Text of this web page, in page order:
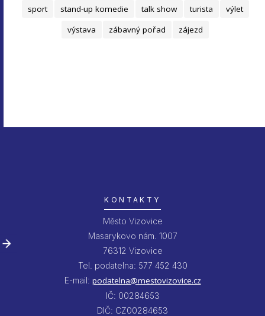
sport
stand-up komedie talk show turista
výlet
výstava
zábavný pořad zájezd
KONTAKTY
Město Vizovice
Masarykovo nám. 1007
76312 Vizovice
Tel. podatelna: 577 452 430
E-mail: podatelna@mestovizovice.cz
IČ: 00284653
DIČ: CZ00284653